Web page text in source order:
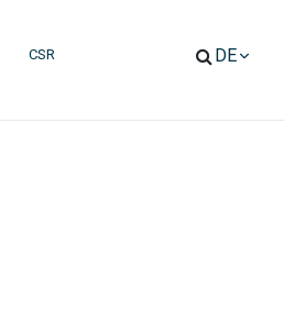
(CURRENT)
CSR